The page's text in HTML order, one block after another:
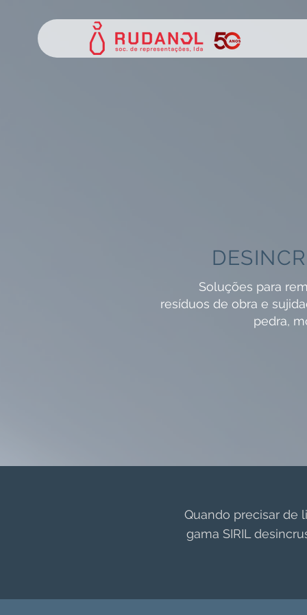
Soluções para
resíduos de obra e
pedra,
Quando precisar de
gama SIRIL